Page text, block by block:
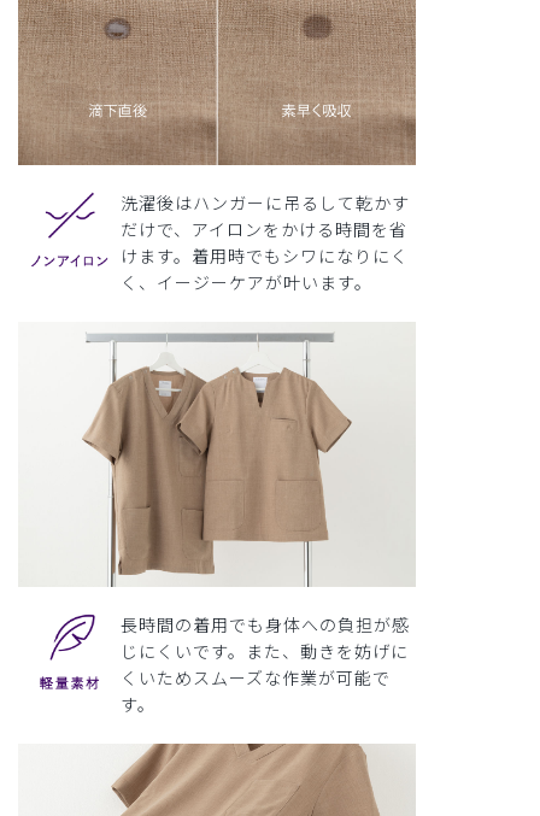
洗濯後はハンガーに吊るして乾かす
だけで、アイロンをかける時間を省
けます。着用時でもシワになりにく
く、イージーケアが叶います。
長時間の着用でも身体への負担が感
じにくいです。また、動きを妨げに
くいためスムーズな作業が可能で
す。